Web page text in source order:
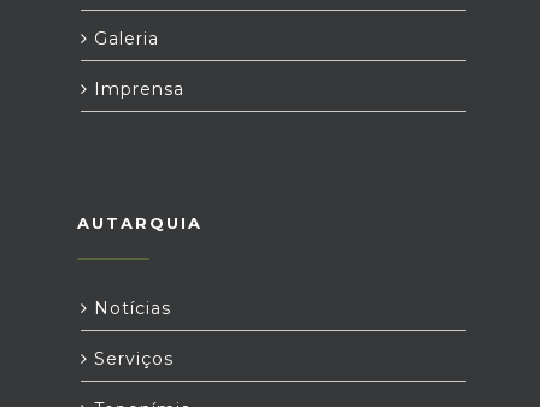
Galeria
Imprensa
AUTARQUIA
Notícias
Serviços